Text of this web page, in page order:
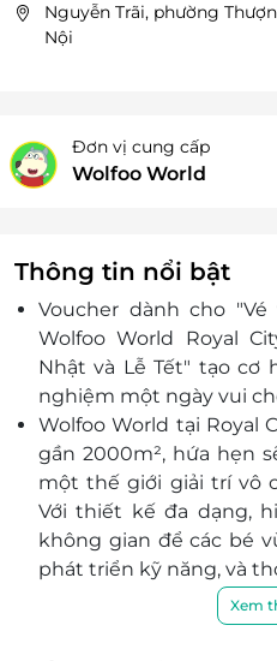
Nguyễn Trãi, phường
Nội
Đơn vị cung cấp
Wolfoo World
Thông tin nổi bật
Voucher dành cho
Wolfoo World Royal
Nhật và Lễ Tết" tạo cơ
nghiệm một ngày vui
Wolfoo World tại Royal
gần 2000m², hứa hẹn
một thế giới giải trí vô
Với thiết kế đa dạng,
không gian để các bé
phát triển kỹ năng, và
Nhà bóng khổng lồ
Cầu trượt sắc màu,
chơi vận động đang
Xem